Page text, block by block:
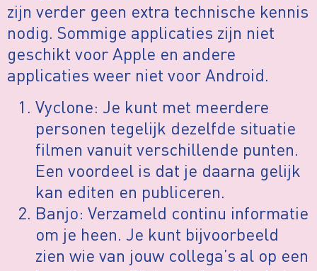
zijn verder geen extra technische kennis
nodig. Sommige applicaties zijn niet
geschikt voor Apple en andere
applicaties weer niet voor Android.
Vyclone: Je kunt met meerdere
personen tegelijk dezelfde situatie
filmen vanuit verschillende punten.
Een voordeel is dat je daarna gelijk
kan editen en publiceren.
Banjo: Verzameld continu informatie
om je heen. Je kunt bijvoorbeeld
zien wie van jouw collega’s al op een